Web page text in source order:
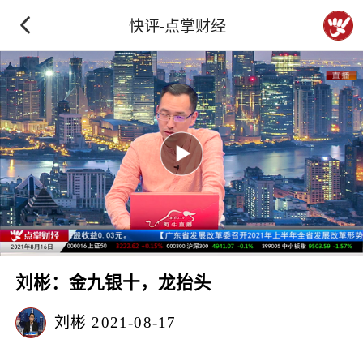
快评-点掌财经
刘彬：金九银十，龙抬头
刘彬 2021-08-17